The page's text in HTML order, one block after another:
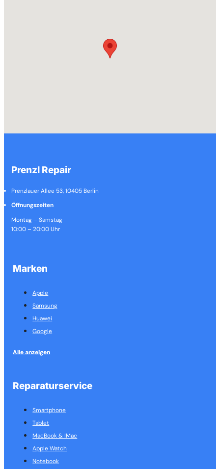
Prenzl Repair
Prenzlauer Allee 53, 10405 Berlin
Öffnungszeiten
Montag – Samstag
10:00 – 20:00 Uhr
Marken
Apple
Samsung
Huawei
Google
Alle anzeigen
Reparaturservice
Smartphone
Tablet
MacBook & IMac
Apple Watch
Notebook